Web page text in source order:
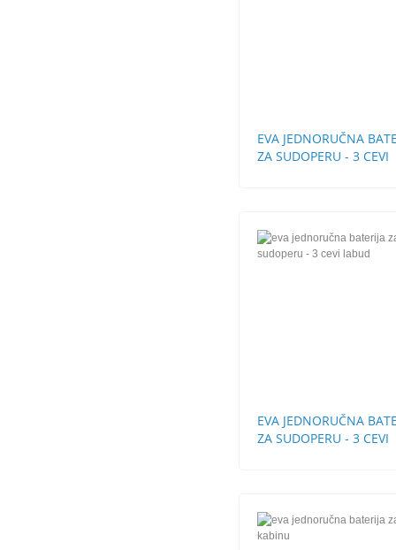
EVA JEDNORUČNA
ZA SUDOPERU - 3 CEVI
EVA JEDNORUČNA
ZA SUDOPERU - 3 CEVI